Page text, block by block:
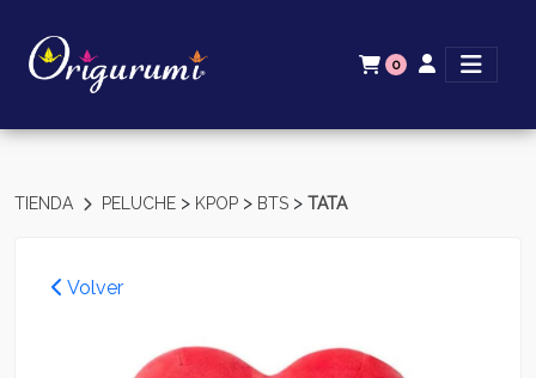
0
TIENDA PELUCHE > KPOP > BTS > TATA
Volver